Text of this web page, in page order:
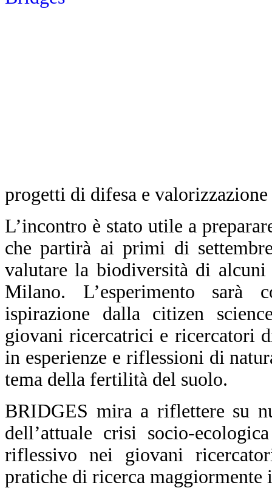
progetti di difesa e
L’incontro è stato utile a
che partirà ai primi di
valutare la biodiversità di
Milano. L’esperimento sarà
ispirazione dalla citizen
giovani ricercatrici e ricercatori
in esperienze e riflessioni di
tema della fertilità del suolo.
BRIDGES mira a riflettere su
dell’attuale crisi socio-
riflessivo nei giovani
pratiche di ricerca maggiormente